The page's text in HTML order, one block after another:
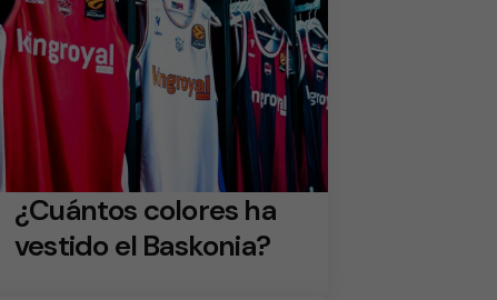
¿Cuántos colores ha
vestido el Baskonia?